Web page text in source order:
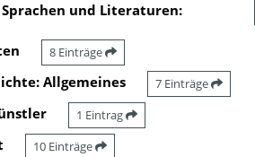
Sprachen und Literaturen:
8 Einträge
Allgemeines 7 Einträge
1 Eintrag
10 Einträge